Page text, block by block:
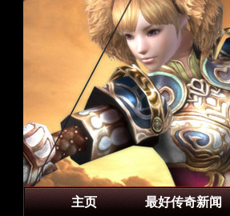
主页 最好传奇新闻